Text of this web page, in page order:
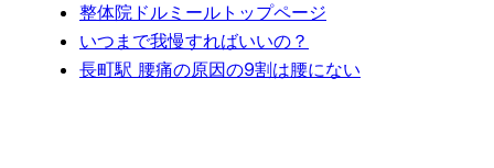
整体院ドルミールトップページ
いつまで我慢すればいいの？
長町駅 腰痛の原因の9割は腰にない